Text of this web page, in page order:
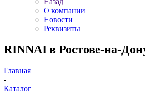
Назад
О компании
Новости
Реквизиты
RINNAI в Ростове-на-
Главная
-
Каталог